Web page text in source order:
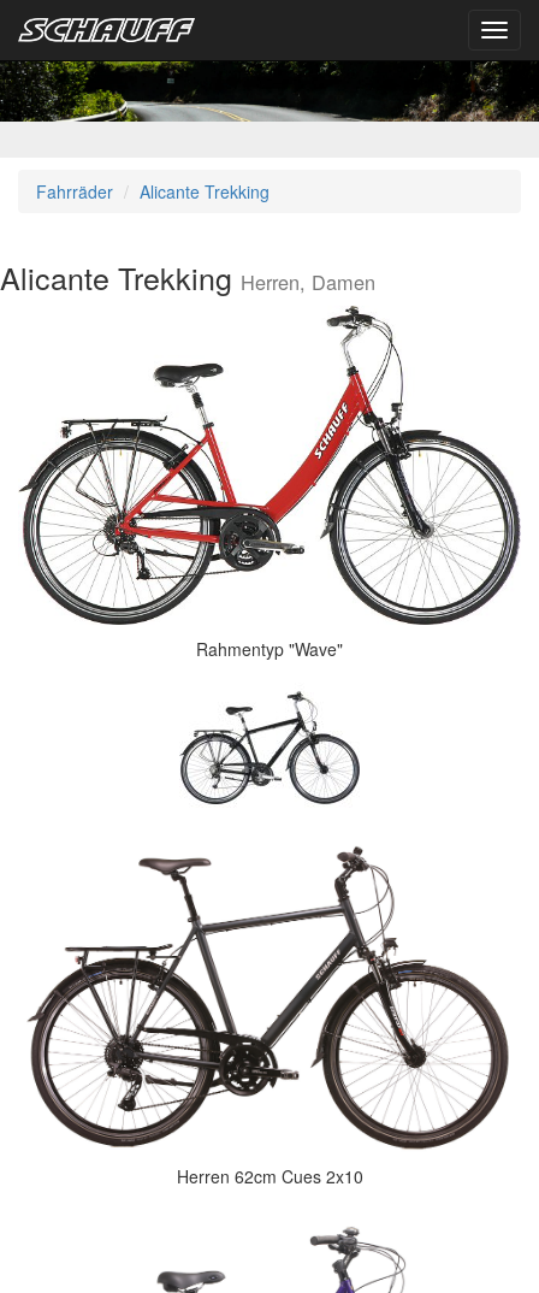
Fahrräder Alicante Trekking
Alicante Trekking Herren, Damen
Rahmentyp "Wave"
Herren 62cm Cues 2x10